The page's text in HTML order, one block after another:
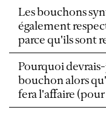
Les bouchons
également
parce qu'ils sont
Pourquoi
bouchon alors
fera l'affaire